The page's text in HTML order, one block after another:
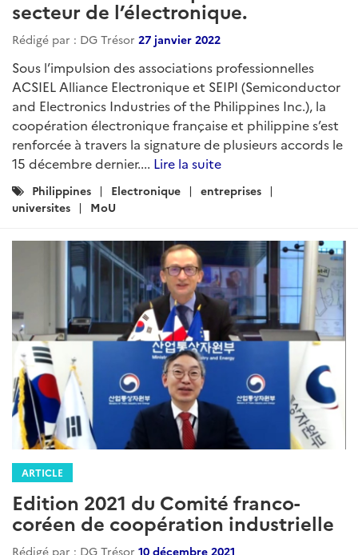
secteur de l’électronique.
Rédigé par : DG Trésor 27 janvier 2022
Sous l’impulsion des associations professionnelles
ACSIEL Alliance Electronique et SEIPI (Semiconductor
and Electronics Industries of the Philippines Inc.), la
coopération électronique française et philippine s’est
renforcée à travers la signature de plusieurs accords le
15 décembre dernier.... Lire la suite
Catégories
:
Philippines Electronique
entreprises
universites
MoU
ARTICLE
Edition 2021 du Comité franco-
coréen de coopération industrielle
Rédigé par : DG Trésor 10 décembre 2021